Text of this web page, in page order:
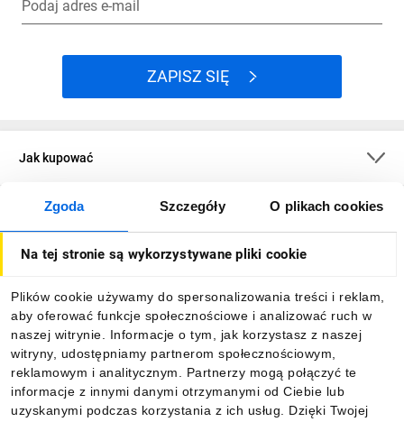
Zgoda Szczegóły O plikach cookies
Na tej stronie są wykorzystywane pliki cookie
Plików cookie używamy do spersonalizowania treści i reklam,
aby oferować funkcje społecznościowe i analizować ruch w
naszej witrynie. Informacje o tym, jak korzystasz z naszej
witryny, udostępniamy partnerom społecznościowym,
reklamowym i analitycznym. Partnerzy mogą połączyć te
informacje z innymi danymi otrzymanymi od Ciebie lub
uzyskanymi podczas korzystania z ich usług. Dzięki Twojej
Podaj adres e-mail
ZAPISZ SIĘ
Jak kupować
O firmie
Informacje
Pobierz naszą aplikację mobilną: